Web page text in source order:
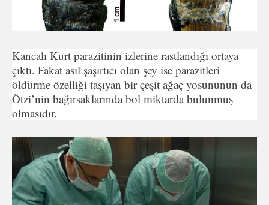
Kancalı Kurt parazitinin izlerine rastlandığı ortaya
çıktı. Fakat asıl şaşırtıcı olan şey ise parazitleri
öldürme özelliği taşıyan bir çeşit ağaç yosununun da
Ötzi’nin bağırsaklarında bol miktarda bulunmuş
olmasıdır.